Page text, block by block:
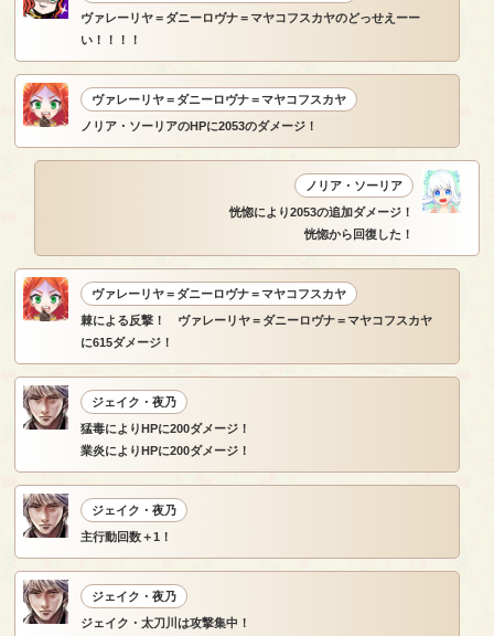
ヴァレーリヤ＝ダニーロヴナ＝マヤコフスカヤのどっせえーー
い！！！！
ヴァレーリヤ＝ダニーロヴナ＝マヤコフスカヤ
ノリア・ソーリアのHPに2053のダメージ！
ノリア・ソーリア
恍惚により2053の追加ダメージ！
恍惚から回復した！
ヴァレーリヤ＝ダニーロヴナ＝マヤコフスカヤ
棘による反撃！ ヴァレーリヤ＝ダニーロヴナ＝マヤコフスカヤ
に615ダメージ！
ジェイク・夜乃
猛毒によりHPに200ダメージ！
業炎によりHPに200ダメージ！
ジェイク・夜乃
主行動回数＋1！
ジェイク・夜乃
ジェイク・太刀川は攻撃集中！